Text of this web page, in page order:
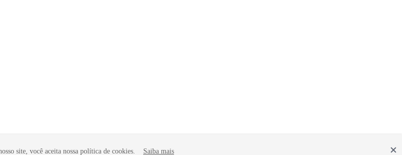
site, você aceita nossa política de cookies. Saiba mais